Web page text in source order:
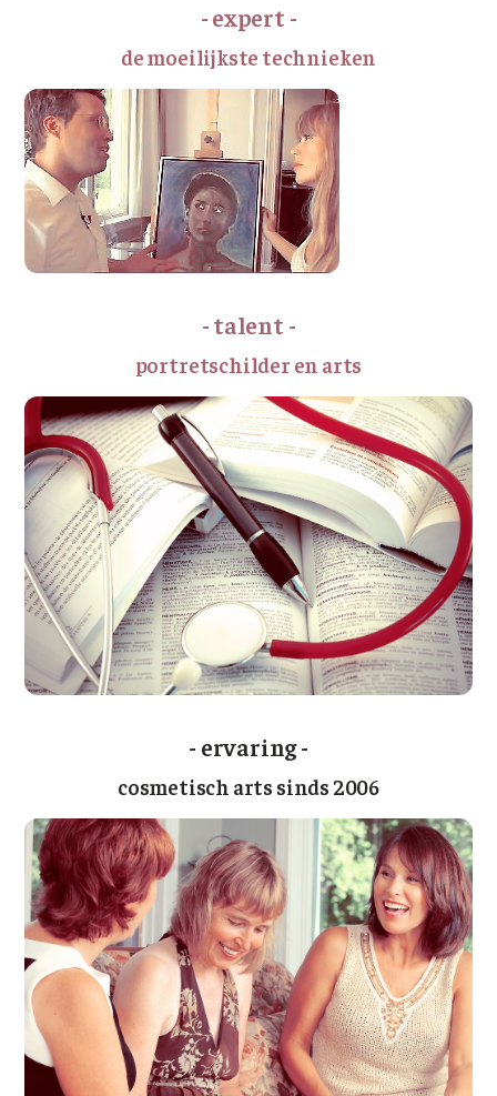
- expert -
de moeilijkste technieken
- talent -
portretschilder en arts
- ervaring -
cosmetisch arts sinds 2006